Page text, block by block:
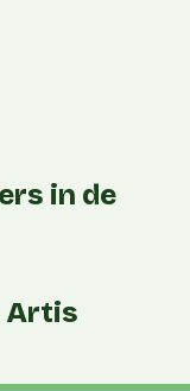
in de
Artis